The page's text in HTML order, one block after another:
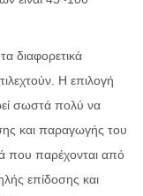
διαφορετικά
Η επιλογή
σωστά πολύ να
και παραγωγής του
που παρέχονται από
επίδοσης και